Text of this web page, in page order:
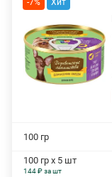
-7%
100 гр
100 гр х 5 шт
144 ₽ за шт